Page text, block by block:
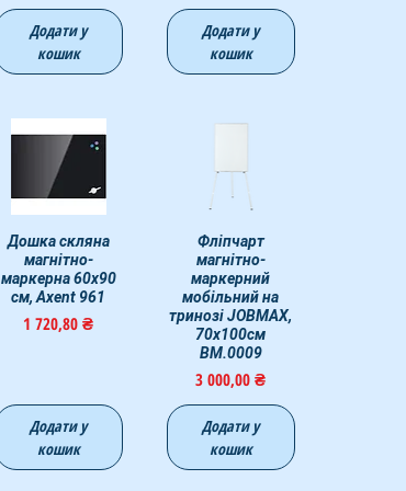
Додати у
кошик
Додати у
кошик
Швидкий перегляд
Дошка скляна
магнітно-
маркерна 60х90
см, Axent 961
Ціна
1 720,80 ₴
Додати у
кошик
Швидкий перегляд
Фліпчарт
магнітно-
маркерний
мобільний на
тринозі JOBMAX,
70х100cм
BM.0009
Ціна
3 000,00 ₴
Додати у
кошик